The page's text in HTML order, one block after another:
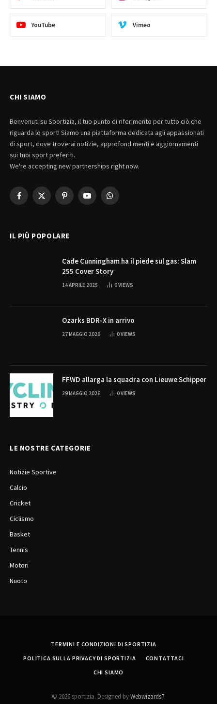
YouTube Vimeo
CHI SIAMO
Benvenuti su Sportizia, il tuo punto di riferimento per tutto ciò che
riguarda lo sport! Siamo una piattaforma dedicata agli appassionati
di sport, dove troverai notizie, approfondimenti e aggiornamenti
sui tuoi sport preferiti.
We're accepting new partnerships right now.
Facebook
X
PinterestYouTubeWhatsApp
IL PIÙ POPOLARE
Cade Cunningham ha il piede sul gas: Slam
255 Cover Story
14 APRILE 2025 0VIEWS
Ozarks BDR-X in arrivo
27 MAGGIO 2026 0VIEWS
FFWD allarga la squadra con Lieuwe Schipper
29 MAGGIO 2026 0VIEWS
LE NOSTRE CATEGORIE
Notizie Sportive
Calcio
Cricket
Ciclismo
Basket
Tennis
Motori
Nuoto
TERMINI E CONDIZIONI DI SPORTIZIA
POLITICA SULLA PRIVACY DI SPORTIZIA
CONTATTACI
CHI SIAMO
© 2026 sportizia. Designed byWebwizards7.